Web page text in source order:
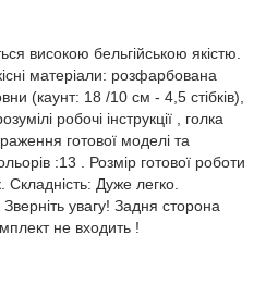
високою бельгійською якістю.
матеріали: розфарбована
(каунт: 18 /10 см - 4,5 стібків),
робочі інструкції , голка
готової моделі та
:13 . Розмір готової роботи
Дуже легко.
увагу! Задня сторона
не входить !